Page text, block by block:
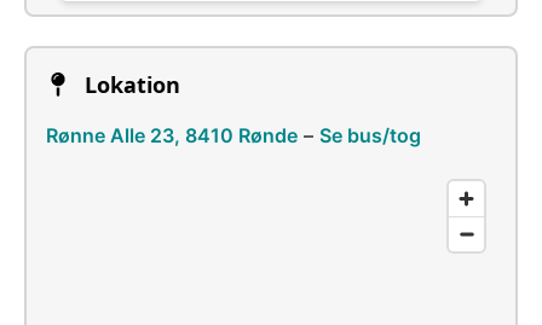
Lokation
Rønne Alle 23, 8410 Rønde – Se bus/tog